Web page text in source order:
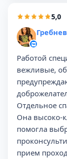
5,0
Работой
вежливые,
Отдельное
Она высоко-
помогла
прием